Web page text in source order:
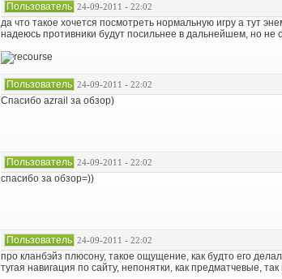
Пользователь 24-09-2011 - 22:02
да что такое хочется посмотреть нормальную игру а тут
надеюсь противники будут посильнее в дальнейшем, но не
Пользователь 24-09-2011 - 22:02
Спасибо azrail за обзор)
Пользователь 24-09-2011 - 22:02
спасибо за обзор=))
Пользователь 24-09-2011 - 22:02
про кланбэйз плюсону, такое ощущение, как будто его
тугая навигация по сайту, непонятки, как предматчевые,